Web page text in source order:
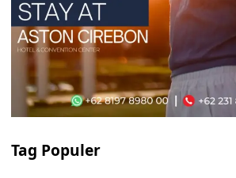
Tag Populer